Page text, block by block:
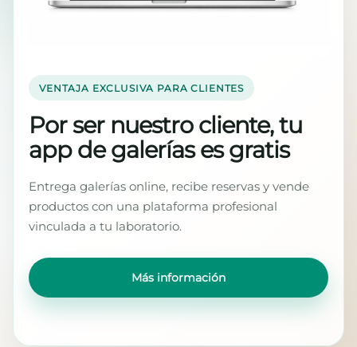
VENTAJA EXCLUSIVA PARA CLIENTES
Por ser nuestro cliente, tu
app de galerías es gratis
Entrega galerías online, recibe reservas y vende
productos con una plataforma profesional
vinculada a tu laboratorio.
Más información